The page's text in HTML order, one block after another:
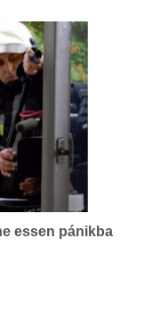
essen pánikba